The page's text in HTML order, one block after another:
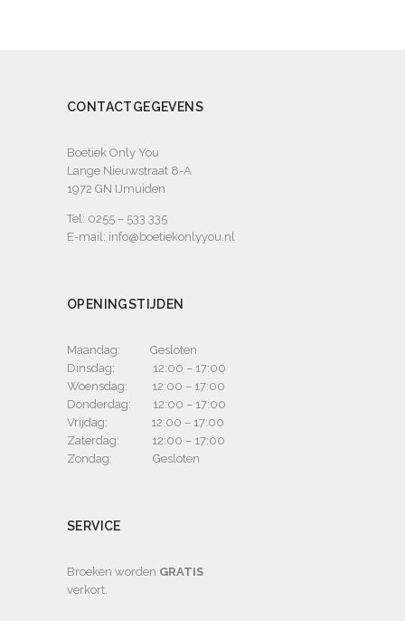
CONTACTGEGEVENS
Boetiek Only You
Lange Nieuwstraat 8-A
1972 GN IJmuiden
Tel: 0255 – 533 335
E-mail: info@boetiekonlyyou.nl
OPENINGSTIJDEN
Maandag: Gesloten
Dinsdag: 12:00 – 17:00
Woensdag: 12:00 – 17:00
Donderdag: 12:00 – 17:00
Vrijdag: 12:00 – 17:00
Zaterdag: 12:00 – 17:00
Zondag: Gesloten
SERVICE
Broeken worden GRATIS
verkort.